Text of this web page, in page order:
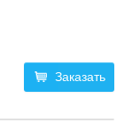
Заказать